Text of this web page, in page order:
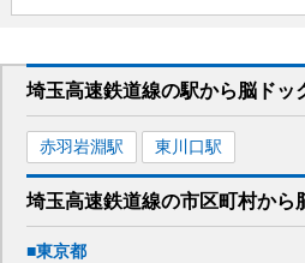
埼玉高速鉄道線の駅から脳ドッ
赤羽岩淵駅 東川口駅
埼玉高速鉄道線の市区町村から
■東京都